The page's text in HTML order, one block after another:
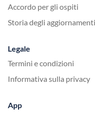
Accordo per gli ospiti
Storia degli
Legale
Termini e condizioni
Informativa sulla privacy
App